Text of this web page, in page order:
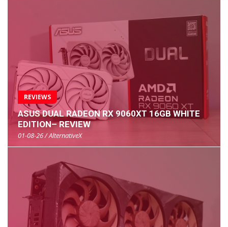
REVIEWS
ASUS DUAL RADEON RX 9060XT 16GB WHITE
EDITION– REVIEW
01-08-26 / AlternativeX